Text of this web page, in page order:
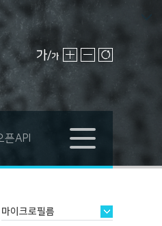
픈API